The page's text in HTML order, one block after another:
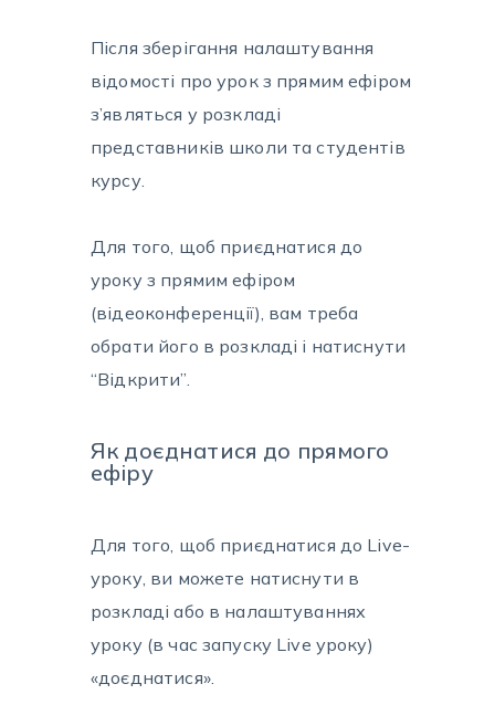
Після зберігання налаштування
відомості про урок з прямим ефіром
з’являться у розкладі
представників школи та студентів
курсу.
Для того, щоб приєднатися до
уроку з прямим ефіром
(відеоконференції) вам треба
обрати його в розкладі і натиснути
“Відкрити”.
Як доєднатися до прямого
ефіру
Для того, щоб приєднатися до Live-
уроку, ви можете натиснути в
розкладі або в налаштуваннях
уроку (в час запуску Live уроку)
«доєднатися».